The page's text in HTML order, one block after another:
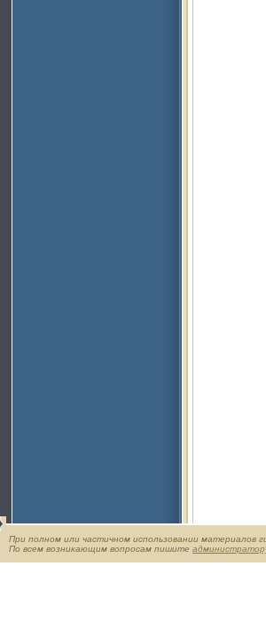
При полном или частичном использовании материалов
По всем возникающим вопросам пишите